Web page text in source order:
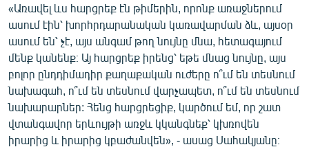
«Առավել ևս հարցրեք էն թիմերին, որոնք առաջներում
ասում էին՝ խորհրդարանական կառավարման ձև, այսօր
ասում են՝ չէ, այս անգամ թող նույնը մնա, հետագայում
մենք կանենք։ Այ հարցրեք իրենց՝ եթե մնաց նույնը, այս
բոլոր ընդդիմադիր քաղաքական ուժերը ո՞ւմ են տեսնում
նախագահ, ո՞ւմ են տեսնում վարչապետ, ո՞ւմ են տեսնում
նախարարներ: Հենց հարցրեցիք, կարծում եմ, որ շատ
վտանգավոր երևույթի առջև կկանգնեք՝ կխռովեն
իրարից և իրարից կբաժանվեն», - ասաց Սահակյանը։